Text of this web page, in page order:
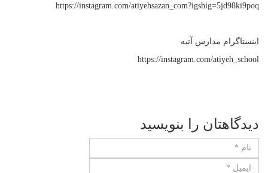
https://instagram.com/atiyehsazan_com?igshig=5jd98ki9poq
اينستاگرام مدارس آتيه
https://instagram.com/atiyeh_school
دیدگاهتان را بنویسید